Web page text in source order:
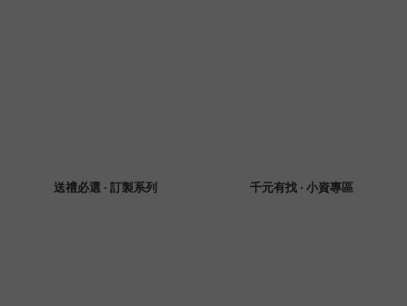
送禮必選 · 訂製系列 千元有找 · 小資專區